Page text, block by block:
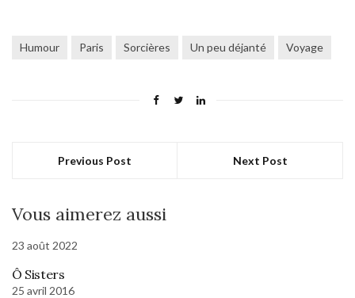
Humour Paris Sorcières Un peu déjanté Voyage
Previous Post Next Post
Vous aimerez aussi
23 août 2022
Ô Sisters
25 avril 2016